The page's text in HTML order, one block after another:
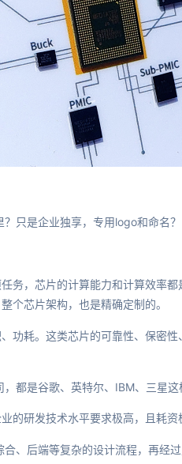
只是企业独享，专用logo和命名？
务，芯片的计算能力和计算效率
个芯片架构，也是精确定制的。
功耗。这类芯片的可靠性、保密性
都是谷歌、英特尔、IBM、三星这
的研发技术水平要求极高，且耗资
、后端等复杂的设计流程，再经